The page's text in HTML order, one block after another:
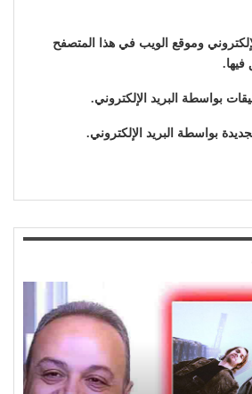
وموقع الويب في هذا المتصفح
فيها.
بواسطة البريد الإلكتروني.
بواسطة البريد الإلكتروني.